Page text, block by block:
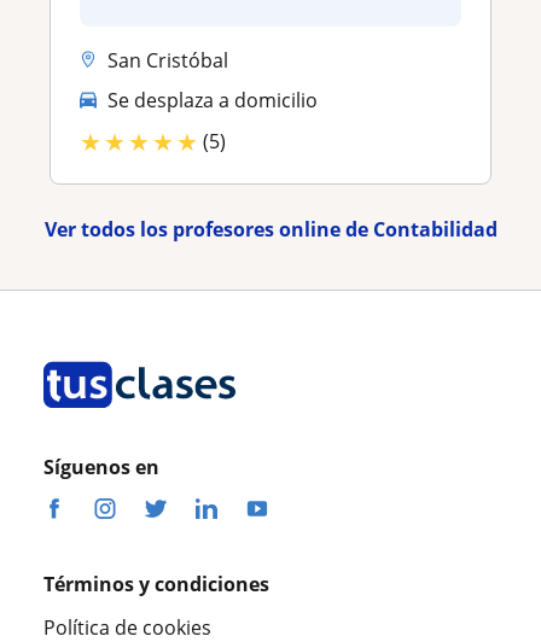
San Cristóbal
Se desplaza a domicilio
★★★★★ (5)
Ver todos los profesores online de Contabilidad
Síguenos en
Términos y condiciones
Política de cookies